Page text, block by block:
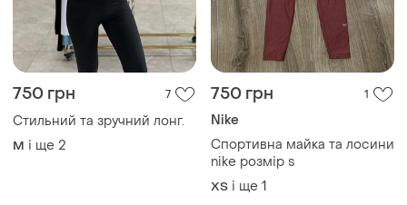
750 грн 7
Стильний та зручний лонг.
M і ще 2
750 грн 1
Nike
Спортивна майка та лосини
nike розмір s
ХS і ще 1